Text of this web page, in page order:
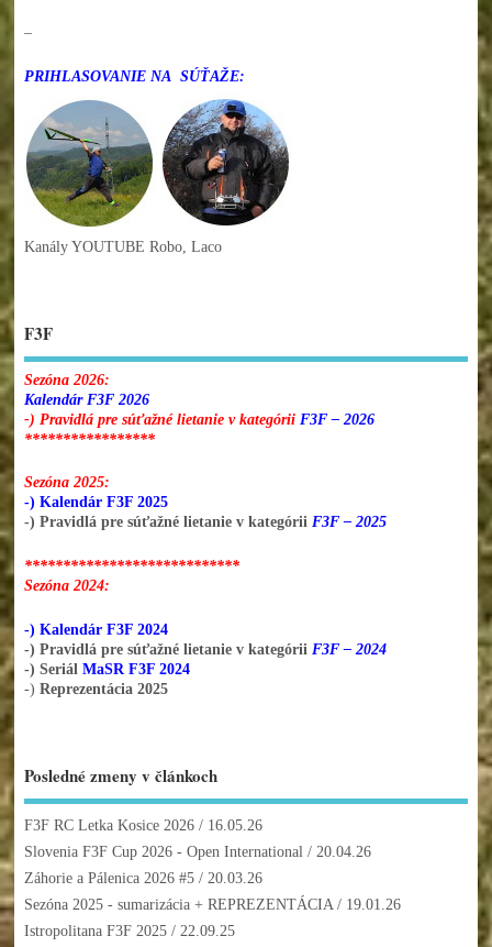
–
PRIHLASOVANIE NA SÚŤAŽE:
Kanály YOUTUBE Robo, Laco
F3F
Sezóna 2026:
Kalendár F3F 2026
-) Pravidlá pre súťažné lietanie v kategórii F3F – 2026
*****************
Sezóna 2025:
-) Kalendár F3F 2025
-) Pravidlá pre súťažné lietanie v kategórii F3F – 2025
****************************
Sezóna 2024:
-) Kalendár F3F 2024
-) Pravidlá pre súťažné lietanie v kategórii F3F – 2024
-) Seriál MaSR F3F 2024
-) Reprezentácia 2025
Posledné zmeny v článkoch
F3F RC Letka Kosice 2026/ 16.05.26
Slovenia F3F Cup 2026 - Open International / 20.04.26
Záhorie a Pálenica 2026 #5/ 20.03.26
Sezóna 2025 - sumarizácia + REPREZENTÁCIA/ 19.01.26
Istropolitana F3F 2025/ 22.09.25